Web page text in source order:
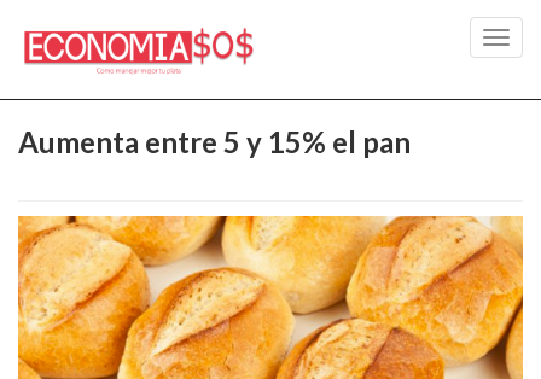
Aumenta entre 5 y 15% el pan